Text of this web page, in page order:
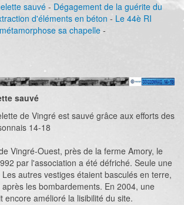
sauvé- Dégagement de la guérite du
d'éléments en béton - Le 44è RI
métamorphose sa chapelle-
sauvé
de Vingré est sauvé grâce aux efforts des
14-18
Vingré-Ouest, près de la ferme Amory, le
par l'association a été défriché. Seule une
autres vestiges étaient basculés en terre,
les bombardements. En 2004, une
encore amélioré la lisibilité du site.